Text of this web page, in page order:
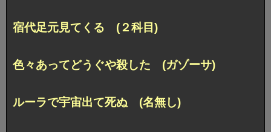
宿代足元見てくる (２科目)
色々あってどうぐや殺した (ガゾーサ)
ルーラで宇宙出て死ぬ (名無し)